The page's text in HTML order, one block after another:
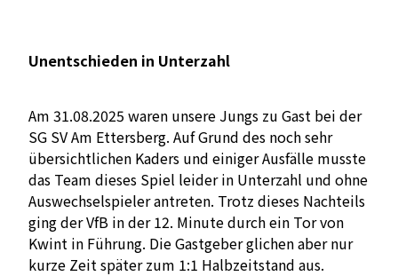
Unentschieden in Unterzahl
Am 31.08.2025 waren unsere Jungs zu Gast bei der
SG SV Am Ettersberg. Auf Grund des noch sehr
übersichtlichen Kaders und einiger Ausfälle musste
das Team dieses Spiel leider in Unterzahl und ohne
Auswechselspieler antreten. Trotz dieses Nachteils
ging der VfB in der 12. Minute durch ein Tor von
Kwint in Führung. Die Gastgeber glichen aber nur
kurze Zeit später zum 1:1 Halbzeitstand aus.